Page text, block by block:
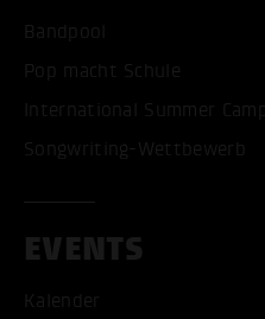
Bandpool
Pop macht Schule
International Summer Camp
Songwriting-Wettbewerb
EVENTS
Kalender